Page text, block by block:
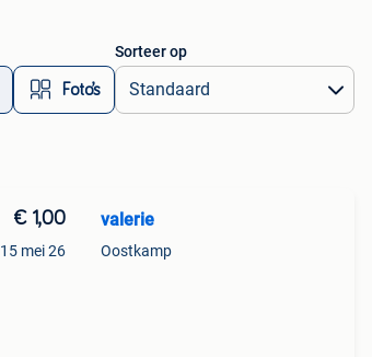
Foto’s
Sorteer op
€ 1,00
15 mei 26
valerie
Oostkamp